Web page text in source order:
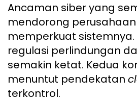
Ancaman siber yang
mendorong
memperkuat sistemnya.
regulasi perlindungan
semakin ketat. Kedua
menuntut pendekatan
terkontrol.